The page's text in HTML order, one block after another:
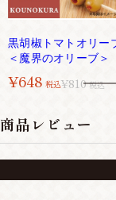
黒胡椒トマトオリー
＜魔界のオリーブ＞
¥648 税込¥810税込
商品レビュー